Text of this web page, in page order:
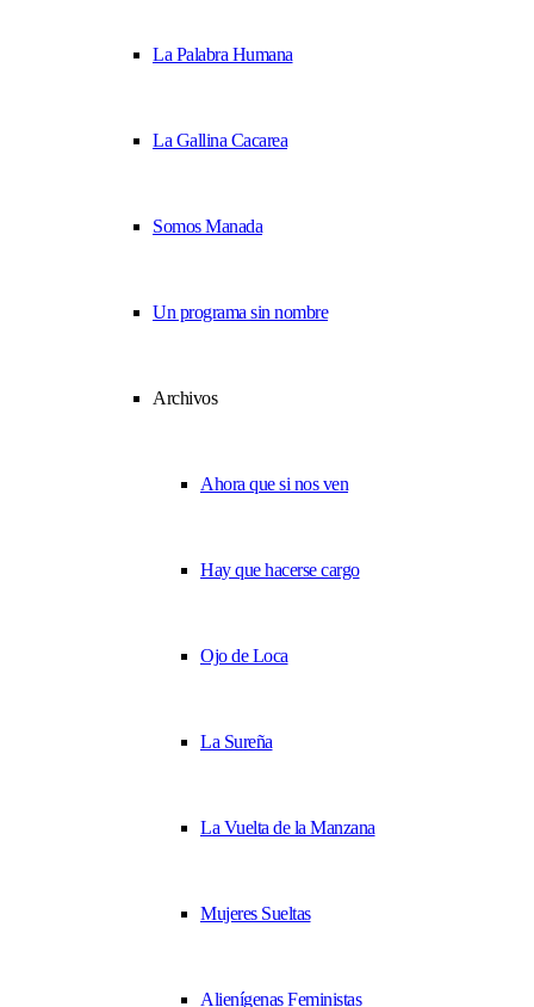
La Palabra Humana
La Gallina Cacarea
Somos Manada
Un programa sin nombre
Archivos
Ahora que si nos ven
Hay que hacerse cargo
Ojo de Loca
La Sureña
La Vuelta de la Manzana
Mujeres Sueltas
Alienígenas Feministas